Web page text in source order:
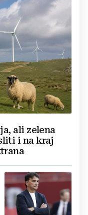
ali zelena
i na kraj